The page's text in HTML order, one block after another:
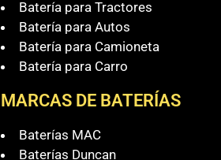
Batería para Tractores
Batería para Autos
Batería para Camioneta
Batería para Carro
MARCAS DE BATERÍAS
Baterías MAC
Baterías Duncan